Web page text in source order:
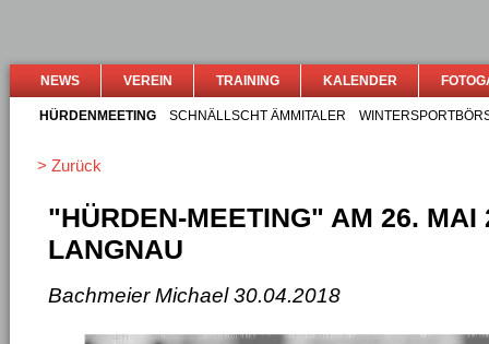
NEWS VEREIN TRAINING KALENDER
HÜRDENMEETING SCHNÄLLSCHT ÄMMITALER
> Zurück
"HÜRDEN-MEETING" AM 26. MAI
LANGNAU
Bachmeier Michael 30.04.2018